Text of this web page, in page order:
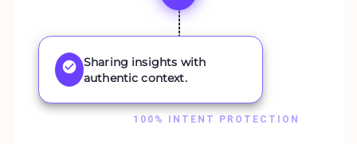
Sharing insights with
authentic context.
100% INTENT PROTECTION